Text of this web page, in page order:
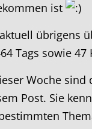
ist
übrigens
Tags sowie 47
Woche sind
Post. Sie